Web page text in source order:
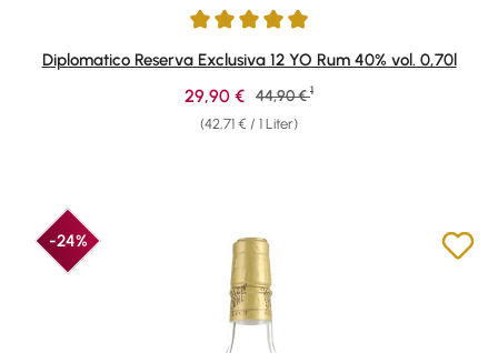
Durchschnittliche Bewertung von 4.9 von 5 Sternen
Diplomatico Reserva Exclusiva 12 YO Rum 40% vol. 0,70l
(42,71 € / 1 Liter)
Verkaufspreis:
29,90 € Regulärer Preis:
44,90 € 1
-24%